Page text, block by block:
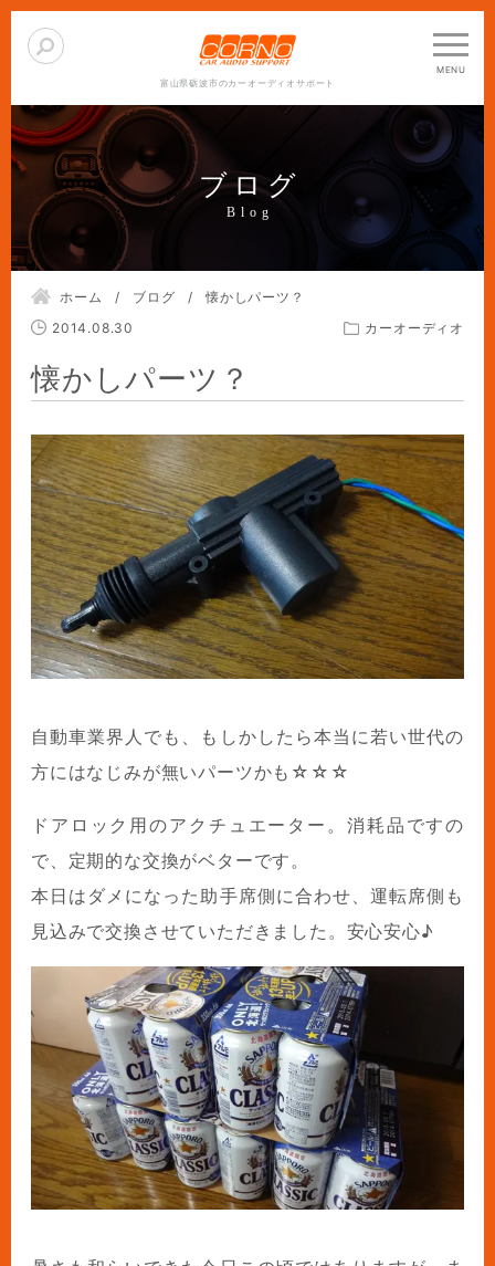
富山県砺波市のカーオーディオサポート
ブログ
ホーム ブログ
懐かしパーツ？
2014.08.30
カーオーディオ
懐かしパーツ？
自動車業界人でも、もしかしたら本当に若い世代の
方にはなじみが無いパーツかも☆☆☆
ドアロック用のアクチュエーター。消耗品ですの
で、定期的な交換がベターです。
本日はダメになった助手席側に合わせ、運転席側も
見込みで交換させていただきました。安心安心♪